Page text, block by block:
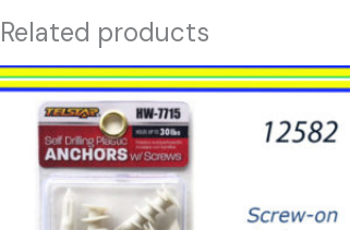
Related products
12582
TORNILLOS